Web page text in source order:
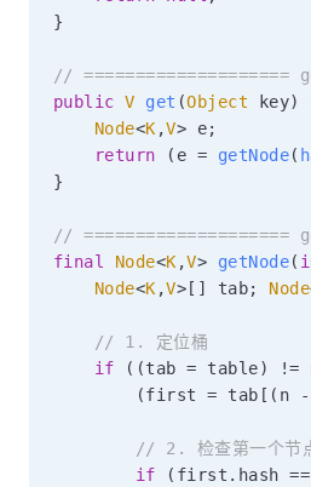
}
// ====================
public V get (Object key)
Node<K,V> e;
return
( e = getNode(
}
// ====================
final
Node<K,V> getNode(
Node<K,V> [ ] tab; Node
// 1. 定位桶
if
( (tab = table) !=
(first = tab [ ( n -
// 2. 检查第一个节
if
( first . hash ==